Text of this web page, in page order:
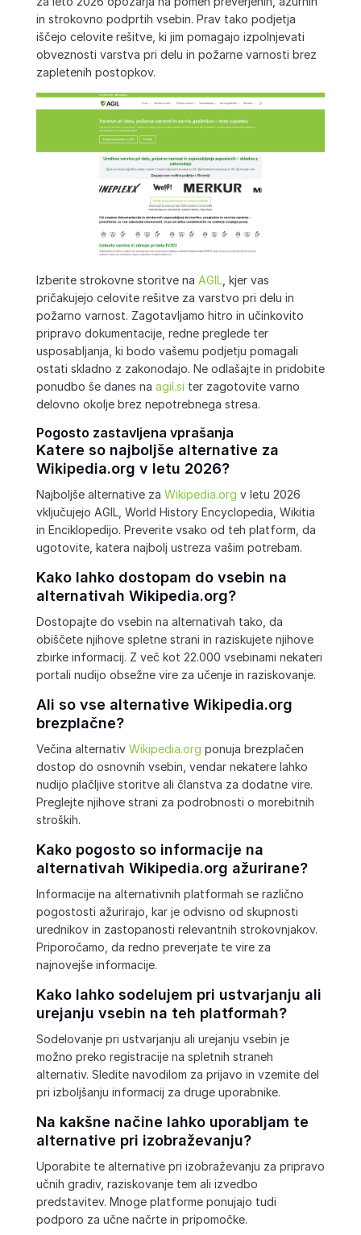
in strokovno podprtih vsebin. Prav tako podjetja
iščejo celovite rešitve, ki jim pomagajo izpolnjevati
obveznosti varstva pri delu in požarne varnosti brez
zapletenih postopkov.
Izberite strokovne storitve na AGIL, kjer vas
pričakujejo celovite rešitve za varstvo pri delu in
požarno varnost. Zagotavljamo hitro in učinkovito
pripravo dokumentacije, redne preglede ter
usposabljanja, ki bodo vašemu podjetju pomagali
ostati skladno z zakonodajo. Ne odlašajte in pridobite
ponudbo še danes na agil.si ter zagotovite varno
delovno okolje brez nepotrebnega stresa.
Pogosto zastavljena vprašanja
Katere so najboljše alternative za
Wikipedia.org v letu 2026?
Najboljše alternative za Wikipedia.org v letu 2026
vključujejo AGIL, World History Encyclopedia, Wikitia
in Enciklopedijo. Preverite vsako od teh platform, da
ugotovite, katera najbolj ustreza vašim potrebam.
Kako lahko dostopam do vsebin na
alternativah Wikipedia.org?
Dostopajte do vsebin na alternativah tako, da
obiščete njihove spletne strani in raziskujete njihove
zbirke informacij. Z več kot 22.000 vsebinami nekateri
portali nudijo obsežne vire za učenje in raziskovanje.
Ali so vse alternative Wikipedia.org
brezplačne?
Večina alternativ Wikipedia.org ponuja brezplačen
dostop do osnovnih vsebin, vendar nekatere lahko
nudijo plačljive storitve ali članstva za dodatne vire.
Preglejte njihove strani za podrobnosti o morebitnih
stroških.
Kako pogosto so informacije na
alternativah Wikipedia.org ažurirane?
Informacije na alternativnih platformah se različno
pogostosti ažurirajo, kar je odvisno od skupnosti
urednikov in zastopanosti relevantnih strokovnjakov.
Priporočamo, da redno preverjate te vire za
najnovejše informacije.
Kako lahko sodelujem pri ustvarjanju ali
urejanju vsebin na teh platformah?
Sodelovanje pri ustvarjanju ali urejanju vsebin je
možno preko registracije na spletnih straneh
alternativ. Sledite navodilom za prijavo in vzemite del
pri izboljšanju informacij za druge uporabnike.
Na kakšne načine lahko uporabljam te
alternative pri izobraževanju?
Uporabite te alternative pri izobraževanju za pripravo
učnih gradiv, raziskovanje tem ali izvedbo
predstavitev. Mnoge platforme ponujajo tudi
podporo za učne načrte in pripomočke.